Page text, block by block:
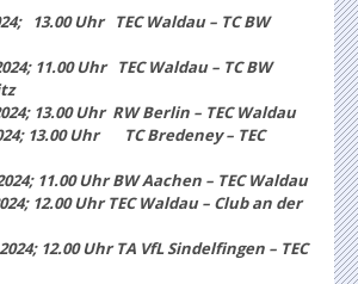
13.00 Uhr TEC Waldau – TC BW
11.00 Uhr TEC Waldau – TC BW
13.00 Uhr RW Berlin – TEC Waldau
13.00 Uhr TC Bredeney – TEC
11.00 Uhr BW Aachen – TEC Waldau
12.00 Uhr TEC Waldau – Club an der
12.00 Uhr TA VfL Sindelfingen – TEC